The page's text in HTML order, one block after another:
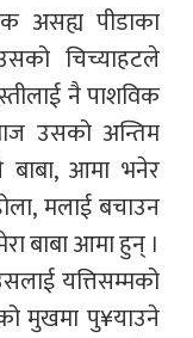
असह्य पीडाका
चिच्याहटले
नै पाशविक
उसको अन्तिम
बाबा, आमा भनेर
मलाई बचाउन
बाबा आमा हुन् ।
यत्तिसम्मको
मुखमा पु¥याउने